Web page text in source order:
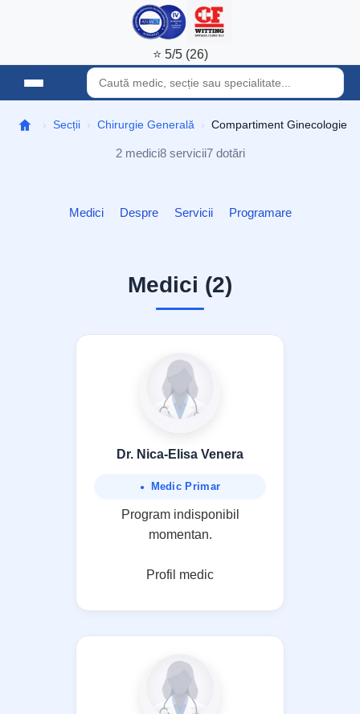
⭐ 5/5 (26)
Secții Chirurgie Generală Compartiment Ginecologie
2 medici8 servicii7 dotări
Medici Despre Servicii Programare
Medici (2)
Dr. Nica-Elisa Venera
Medic Primar
Program indisponibil
momentan.
Profil medic